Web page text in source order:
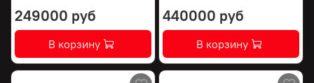
249000 руб
В корзину
440000 руб
В корзину